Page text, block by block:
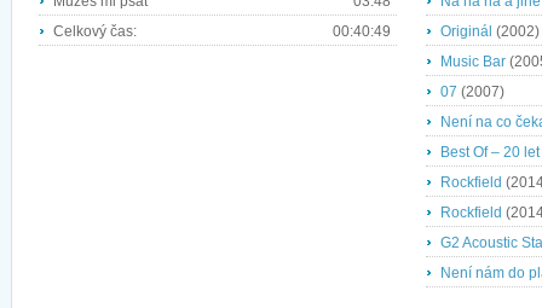
Celkový čas:
00:40:49
Originál (2002)
Music Bar
07 (2007)
Není na co
Best Of – 20
Rockfield
Rockfield
G2 Acoustic
Není nám do